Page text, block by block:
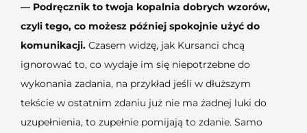
— Podręcznik to twoja kopalnia dobrych wzorów,
czyli tego, co możesz później spokojnie użyć do
komunikacji. Czasem widzę, jak Kursanci chcą
ignorować to, co wydaje im się niepotrzebne do
wykonania zadania, na przykład jeśli w dłuższym
tekście w ostatnim zdaniu już nie ma żadnej luki do
uzupełnienia, to zupełnie pomijają to zdanie. Samo